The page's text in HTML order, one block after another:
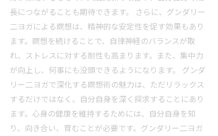
長につながることも期待できます。 さらに、グンダリー
二ヨガによる瞑想は、精神的な安定性を促す効果もあり
ます。瞑想を続けることで、自律神経のバランスが取
れ、ストレスに対する耐性も高まります。また、集中力
が向上し、何事にも没頭できるようになります。 グンダ
リー二ヨガで深化する瞑想術の魅力は、ただリラックス
するだけではなく、自分自身を深く探求することにあり
ます。心身の健康を維持するためには、自分自身を知
り、向き合い、育むことが必要です。グンダリー二ヨガ